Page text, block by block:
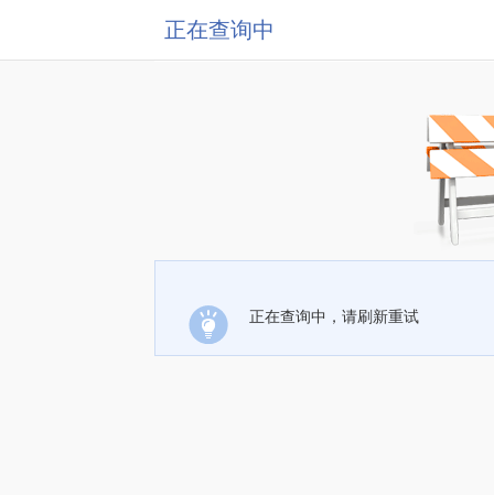
正在查询中
正在查询中，请刷新重试